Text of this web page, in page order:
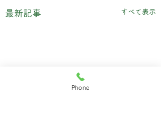
最新記事 すべて表示
Phone